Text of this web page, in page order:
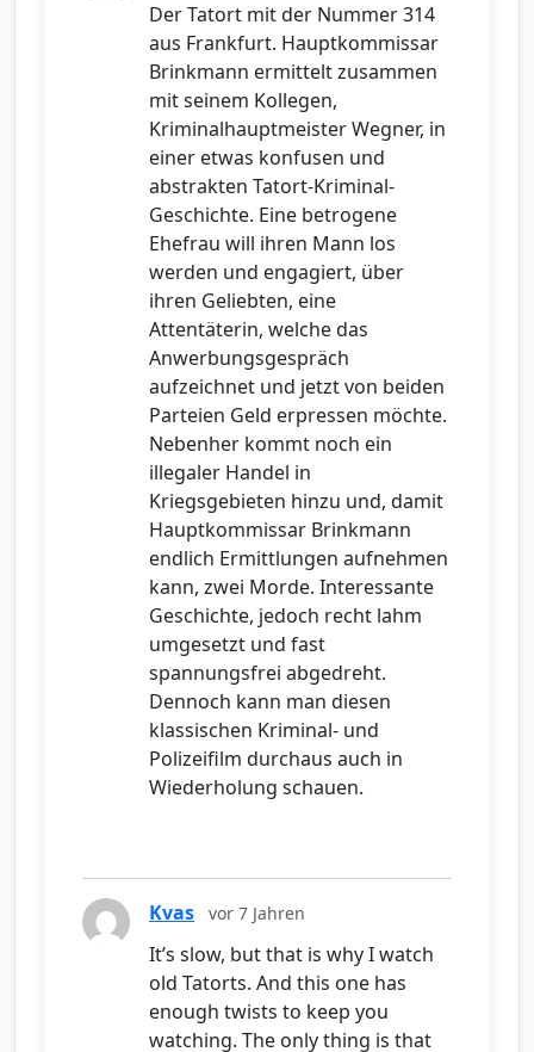
Der Tatort mit der Nummer 314
aus Frankfurt. Hauptkommissar
Brinkmann ermittelt zusammen
mit seinem Kollegen,
Kriminalhauptmeister Wegner, in
einer etwas konfusen und
abstrakten Tatort-Kriminal-
Geschichte. Eine betrogene
Ehefrau will ihren Mann los
werden und engagiert, über
ihren Geliebten, eine
Attentäterin, welche das
Anwerbungsgespräch
aufzeichnet und jetzt von beiden
Parteien Geld erpressen möchte.
Nebenher kommt noch ein
illegaler Handel in
Kriegsgebieten hinzu und, damit
Hauptkommissar Brinkmann
endlich Ermittlungen aufnehmen
kann, zwei Morde. Interessante
Geschichte, jedoch recht lahm
umgesetzt und fast
spannungsfrei abgedreht.
Dennoch kann man diesen
klassischen Kriminal- und
Polizeifilm durchaus auch in
Wiederholung schauen.
Kvas vor 7 Jahren
It’s slow, but that is why I watch
old Tatorts. And this one has
enough twists to keep you
watching. The only thing is that